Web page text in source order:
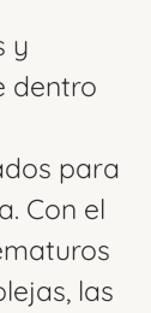
y
dentro
para
Con el
las